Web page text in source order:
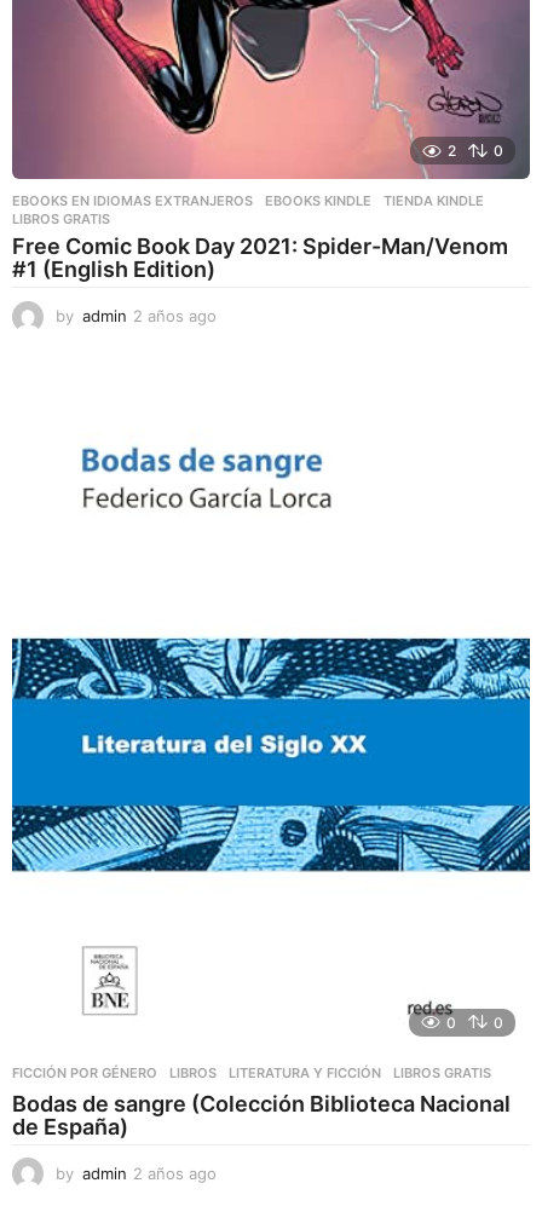
2 0
EBOOKS EN IDIOMAS EXTRANJEROS ,EBOOKS KINDLE ,TIENDA KINDLE
LIBROS GRATIS
Free Comic Book Day 2021: Spider-Man/Venom
#1 (English Edition)
by admin 2 años ago
g
o
0 0
FICCIÓN POR GÉNERO ,LIBROS ,LITERATURA Y FICCIÓN LIBROS GRATIS
Bodas de sangre (Colección Biblioteca Nacional
de España)
by admin 2 años ago